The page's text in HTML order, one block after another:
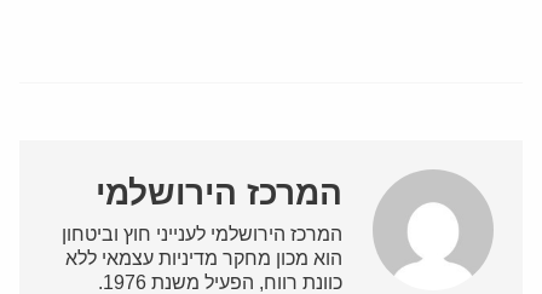
המרכז הירושלמי
המרכז הירושלמי לענייני חוץ וביטחון
הוא מכון מחקר מדיניות עצמאי ללא
כוונת רווח, הפעיל משנת 1976.